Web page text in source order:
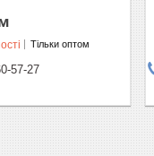
Тільки оптом
57-27